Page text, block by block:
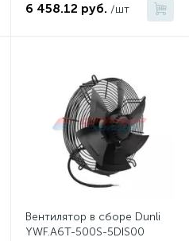
12
6 458.12 руб. /шт
Вентилятор в сборе Dunli
YWF.A6T-500S-5DIS00